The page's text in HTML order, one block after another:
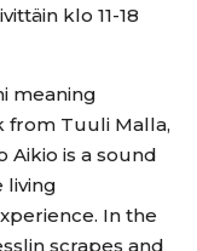
klo 11-18
meaning
from Tuuli Malla,
Aikio is a sound
living
In the
scrapes and